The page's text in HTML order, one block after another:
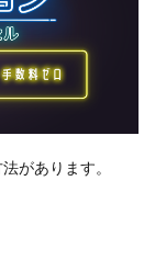
があります。